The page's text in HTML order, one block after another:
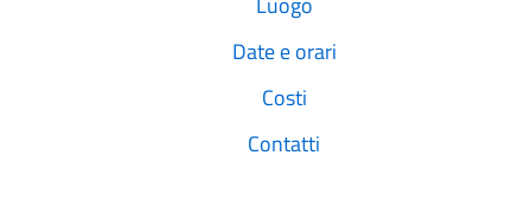
Date e orari
Costi
Contatti